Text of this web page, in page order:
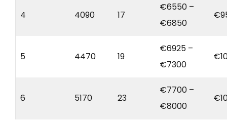
4 4090 17
€6550 –
€6850
5 4470 19
€6925 –
€7300
6 5170 23
€7700 –
€8000